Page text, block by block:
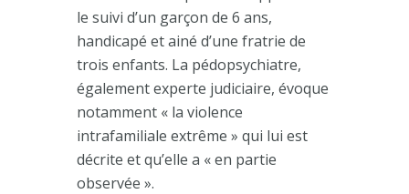
le suivi d’un garçon de 6 ans,
handicapé et ainé d’une fratrie de
trois enfants. La pédopsychiatre,
également experte judiciaire, évoque
notamment « la violence
intrafamiliale extrême » qui lui est
décrite et qu’elle a « en partie
observée ».